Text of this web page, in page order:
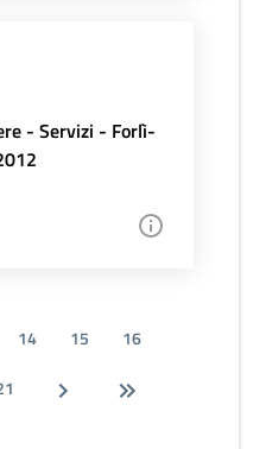
- Servizi - Forlì-
14 15
16